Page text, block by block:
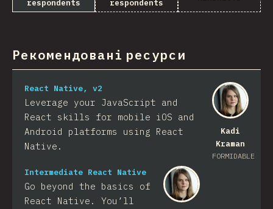
respondents
respondents
Рекомендовані ресурси
Kadi
Kraman
FORMIDABLE
React Native, v2
Leverage your JavaScript and
React skills for mobile iOS and
Android platforms using React
Native.
Intermediate React Native
Go beyond the basics of
React Native. You’ll